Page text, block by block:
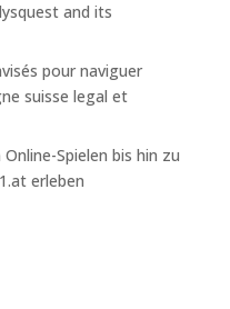
and its
pour naviguer
suisse legal et
Spielen bis hin zu
erleben